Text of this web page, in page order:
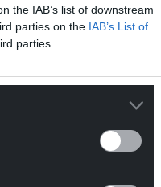
the IAB’s list of downstream
parties on the IAB’s List of
parties.
el